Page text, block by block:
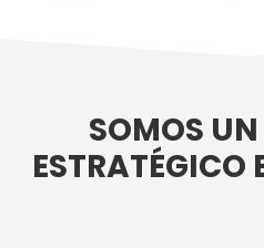
SOMOS
ESTRATÉGICO